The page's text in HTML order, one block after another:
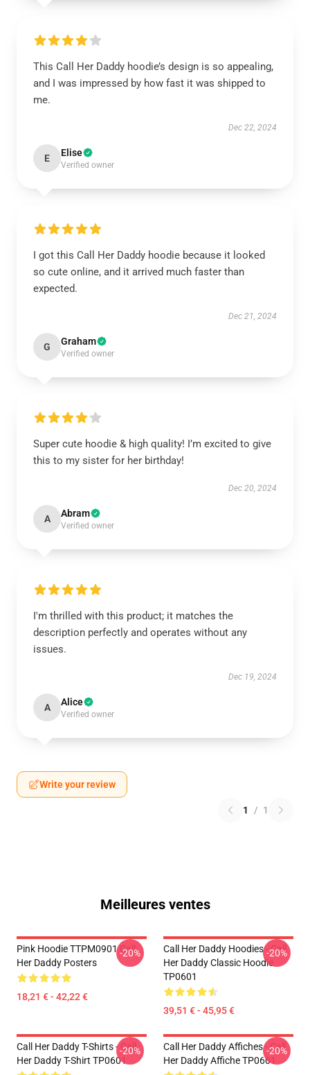
This Call Her Daddy hoodie’s design is so appealing,
and I was impressed by how fast it was shipped to
me.
Dec 22, 2024
E Elise
Verified owner
I got this Call Her Daddy hoodie because it looked
so cute online, and it arrived much faster than
expected.
Dec 21, 2024
G Graham
Verified owner
Super cute hoodie & high quality! I’m excited to give
this to my sister for her birthday!
Dec 20, 2024
A Abram
Verified owner
I'm thrilled with this product; it matches the
description perfectly and operates without any
issues.
Dec 19, 2024
A Alice
Verified owner
Write your review
1 / 1
Meilleures ventes
Pink Hoodie TTPM0901 Call
Her Daddy Posters
18,21 € - 42,22 €
-20%
Call Her Daddy Hoodies - Call
Her Daddy Classic Hoodie
TP0601
39,51 € - 45,95 €
-20%
Call Her Daddy T-Shirts - Call
Her Daddy T-Shirt TP0601
-20%
Call Her Daddy Affiches - Call
Her Daddy Affiche TP0601
-20%